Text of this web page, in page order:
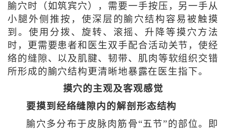
腧穴时（如筑宾穴），需要一手按压，另一手从
小腿外侧推按，使深层的腧穴结构容易被触摸
到。使用分拨、旋转、滚摇、升降等摸穴方法
时，更需要患者和医生双手配合活动关节，使经
络的缝隙、以及肌腱、韧带、肌肉等软组织交错
所形成的腧穴结构更清晰地暴露在医生指下。
摸穴的主观及客观感觉
要摸到经络缝隙内的解剖形态结构
腧穴多分布于皮脉肉筋骨“五节”的部位。即